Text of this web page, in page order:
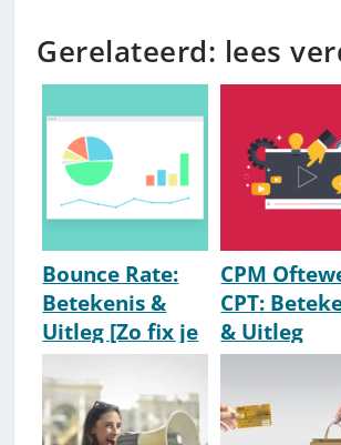
Gerelateerd: lees
Bounce Rate:
Betekenis &
Uitleg [Zo fix je
een hoge
bounce rate]
CPM
CPT:
& Uitleg